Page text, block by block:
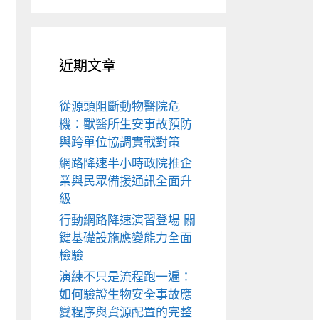
近期文章
從源頭阻斷動物醫院危
機：獸醫所生安事故預防
與跨單位協調實戰對策
網路降速半小時政院推企
業與民眾備援通訊全面升
級
行動網路降速演習登場 關
鍵基礎設施應變能力全面
檢驗
演練不只是流程跑一遍：
如何驗證生物安全事故應
變程序與資源配置的完整